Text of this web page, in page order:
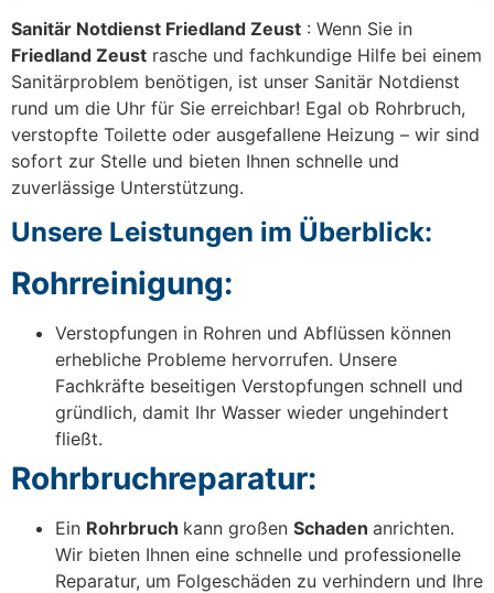
Sanitär Notdienst Friedland Zeust : Wenn Sie in
Friedland Zeust rasche und fachkundige Hilfe bei einem
Sanitärproblem benötigen, ist unser Sanitär Notdienst
rund um die Uhr für Sie erreichbar! Egal ob Rohrbruch,
verstopfte Toilette oder ausgefallene Heizung – wir sind
sofort zur Stelle und bieten Ihnen schnelle und
zuverlässige Unterstützung.
Unsere Leistungen im Überblick:
Rohrreinigung:
Verstopfungen in Rohren und Abflüssen können
erhebliche Probleme hervorrufen. Unsere
Fachkräfte beseitigen Verstopfungen schnell und
gründlich, damit Ihr Wasser wieder ungehindert
fließt.
Rohrbruchreparatur:
Ein Rohrbruch kann großen Schaden anrichten.
Wir bieten Ihnen eine schnelle und professionelle
Reparatur, um Folgeschäden zu verhindern und Ihre